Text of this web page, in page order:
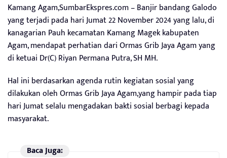
Kamang Agam,SumbarEkspres.com – Banjir bandang Galodo
yang terjadi pada hari Jumat 22 November 2024 yang lalu, di
kanagarian Pauh kecamatan Kamang Magek kabupaten
Agam, mendapat perhatian dari Ormas Grib Jaya Agam yang
di ketuai Dr(C) Riyan Permana Putra, SH MH.
Hal ini berdasarkan agenda rutin kegiatan sosial yang
dilakukan oleh Ormas Grib Jaya Agam,yang hampir pada tiap
hari Jumat selalu mengadakan bakti sosial berbagi kepada
masyarakat.
Baca Juga: